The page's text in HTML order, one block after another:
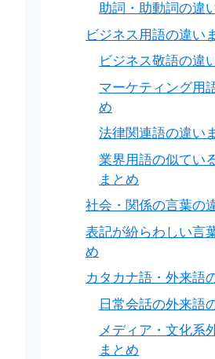
助詞・助動詞の違
ビジネス用語の違い
ビジネス敬語の違
マーケティング用
め
法律関連語の違い
業界用語の似てい
まとめ
社会・関係の言葉の
表記が紛らわしい言
め
カタカナ語・外来語
日常会話の外来語
メディア・文化系
まとめ